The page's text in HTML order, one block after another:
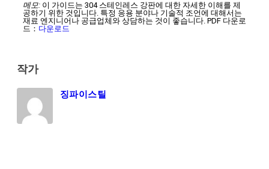
메모: 이 가이드는 304 스테인레스 강판에 대한 자세한 이해를 제
공하기 위한 것입니다. 특정 응용 분야나 기술적 조언에 대해서는
재료 엔지니어나 공급업체와 상담하는 것이 좋습니다. PDF 다운로
드： 다운로드
작가
징파이스틸